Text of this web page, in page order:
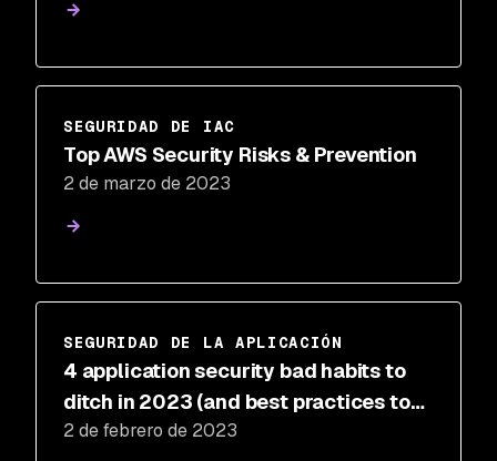
SEGURIDAD DE IAC
Top AWS Security Risks & Prevention
2 de marzo de 2023
SEGURIDAD DE LA APLICACIÓN
4 application security bad habits to
ditch in 2023 (and best practices to
adopt instead)
2 de febrero de 2023